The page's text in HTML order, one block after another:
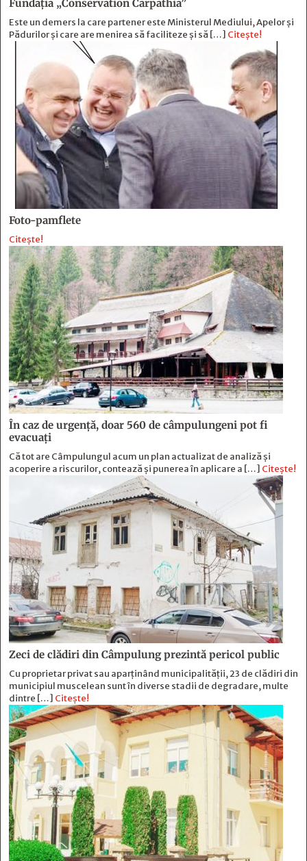
Fundația „Conservation Carpathia”
Este un demers la care partener este Ministerul Mediului, Apelor și
Pădurilor și care are menirea să faciliteze și să […] Citește!
Foto-pamflete
Citește!
În caz de urgență, doar 560 de câmpulungeni pot fi
evacuați
Că tot are Câmpulungul acum un plan actualizat de analiză și
acoperire a riscurilor, contează și punerea în aplicare a […] Citește!
Zeci de clădiri din Câmpulung prezintă pericol public
Cu proprietar privat sau aparținând municipalității, 23 de clădiri din
municipiul muscelean sunt în diverse stadii de degradare, multe
dintre […] Citește!